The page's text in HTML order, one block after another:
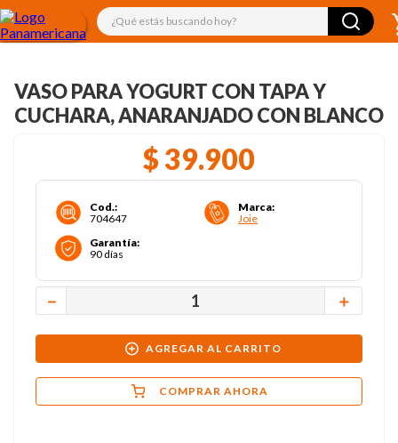
¿Qué estás buscando hoy?
VASO PARA YOGURT CON TAPA Y
CUCHARA, ANARANJADO CON BLANCO
$ 39.900
Cod.:
704647
Marca:
Joie
Garantía:
90 días
＋
－
AGREGAR AL CARRITO
COMPRAR AHORA